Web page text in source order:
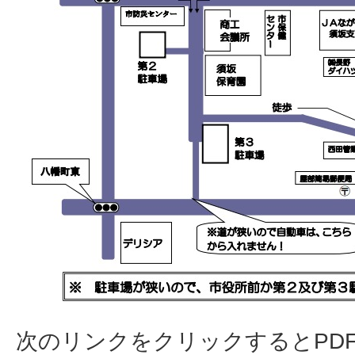
次のリンクをクリックすると